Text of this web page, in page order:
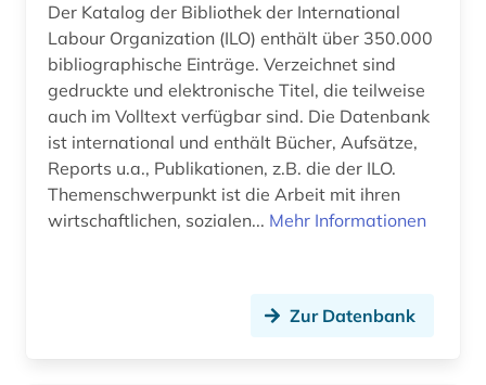
management (9)
managementtechniken (1)
marketing (1)
markt (2)
marktdaten (3)
Der Katalog der Bibliothek der International
Labour Organization (ILO) enthält über 350.000
bibliographische Einträge. Verzeichnet sind
gedruckte und elektronische Titel, die teilweise
auch im Volltext verfügbar sind. Die Datenbank
ist international und enthält Bücher, Aufsätze,
Reports u.a., Publikationen, z.B. die der ILO.
Themenschwerpunkt ist die Arbeit mit ihren
wirtschaftlichen, sozialen... Mehr Informationen
Zur Datenbank